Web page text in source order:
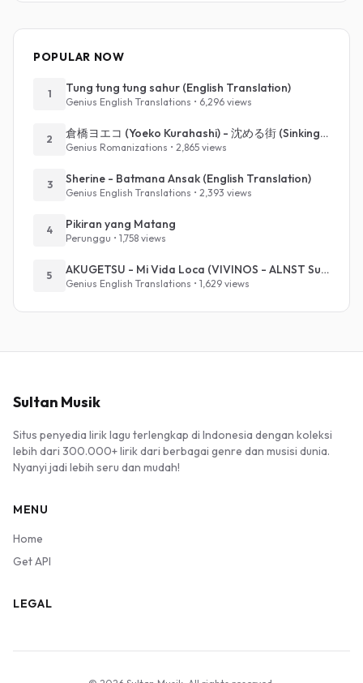
POPULAR NOW
1 Tung tung tung sahur (English Translation)
Genius English Translations • 6,296 views
2 倉橋ヨエコ (Yoeko Kurahashi) - 沈める街 (Sinking Town) (Romanized)
Genius Romanizations • 2,865 views
3 Sherine - Batmana Ansak (English Translation)
Genius English Translations • 2,393 views
4 Pikiran yang Matang
Perunggu • 1,758 views
5 AKUGETSU - Mi Vida Loca (VIVINOS - ALNST Sub : Till Part.1)
Genius English Translations • 1,629 views
Sultan Musik
Situs penyedia lirik lagu terlengkap di Indonesia dengan koleksi
lebih dari 300.000+ lirik dari berbagai genre dan musisi dunia.
Nyanyi jadi lebih seru dan mudah!
MENU
Home
Get API
LEGAL